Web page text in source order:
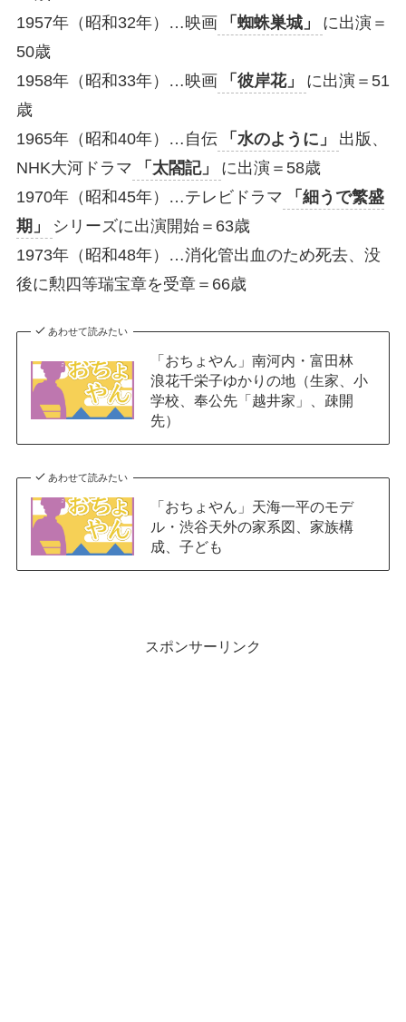
1957年（昭和32年）…映画
「蜘蛛巣城」
に出演＝
50歳
1958年（昭和33年）…映画
「彼岸花」
に出演＝51
歳
1965年（昭和40年）…自伝
「水のように」
出版、
NHK大河ドラマ
「太閤記」
に出演＝58歳
1970年（昭和45年）…テレビドラマ
「細うで繁盛
期」
シリーズに出演開始＝63歳
1973年（昭和48年）…消化管出血のため死去、没
後に勲四等瑞宝章を受章＝66歳
あわせて読みたい
「おちょやん」南河内・富田林
浪花千栄子ゆかりの地（生家、小
学校、奉公先「越井家」、疎開
先）
あわせて読みたい
「おちょやん」天海一平のモデ
ル・渋谷天外の家系図、家族構
成、子ども
スポンサーリンク